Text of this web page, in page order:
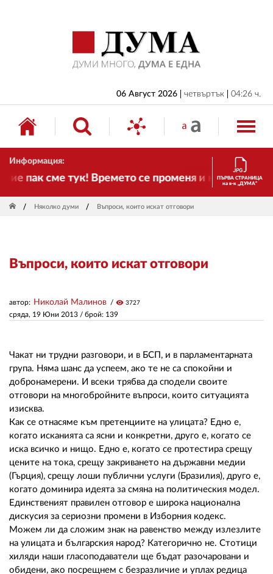
06 Август 2026 четвъртък 04:26 ч.
Информация:
пак сме тук! Времето се променя и налагаПЪРВА СТРАНИЦА
на в-к „ДУМА“
Няколко думи Въпроси, които искат отговори
Въпроси, които искат отговори
сряда, 19 Юни 2013 / брой: 139
автор: Николай Малинов visibility 3727
Чакат ни трудни разговори, и в БСП, и в парламентарната
група. Няма шанс да успеем, ако те не са спокойни и
добронамерени. И всеки трябва да сподели своите
отговори на многобройните въпроси, които ситуацията
изисква.
Как се отнасяме към претенциите на улицата? Едно е,
когато исканията са ясни и конкретни, друго е, когато се
иска всичко и нищо. Едно е, когато се протестира срещу
цените на тока, срещу закриването на държавни медии
(Гърция), срещу лоши публични услуги (Бразилия), друго е,
когато доминира идеята за смяна на политическия модел.
Единственият правилен отговор е широка национална
дискусия за сериозни промени в Изборния кодекс.
Можем ли да сложим знак на равенство между излезлите
на улицата и българския народ? Категорично не. Стотици
хиляди наши гласоподаватели ще бъдат разочаровани и
обидени, ако посрещнем с безразличие и уплах редица
БЪЛГАРИЯ
ИКОНОМИКА
ИЗБОРИ
СВЯТ
ДРУГИ
ЗА НАС
РЕДАКЦИЯ
КОНТАКТИ
РЕКЛАМА
АБОНАМЕНТ
УСЛОВИЯ ЗА ПОЛЗВАНЕ
ПОЛИТИКА ЗА БИСКВИТКИТЕ
ПОЛИТИКАТА ЗА
ПОВЕРИТЕЛНОСТ
02 975 20 35